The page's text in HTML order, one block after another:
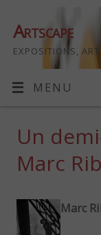
Artscape
EXPOSITIONS, ART
MENU
Un
Marc
Marc